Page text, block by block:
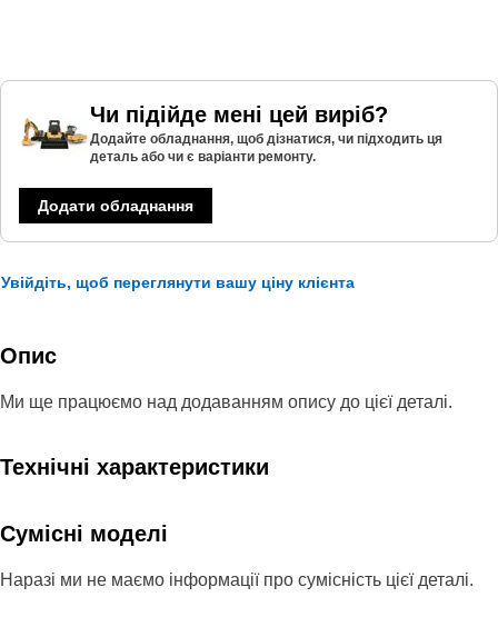
Чи підійде мені цей виріб?
Додайте обладнання, щоб дізнатися, чи підходить ця
деталь або чи є варіанти ремонту.
Додати обладнання
Увійдіть, щоб переглянути вашу ціну клієнта
Опис
Ми ще працюємо над додаванням опису до цієї деталі.
Технічні характеристики
Сумісні моделі
Наразі ми не маємо інформації про сумісність цієї деталі.